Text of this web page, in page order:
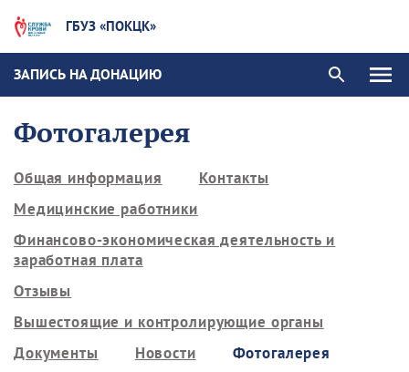
ГБУЗ «ПОКЦК»
ЗАПИСЬ НА ДОНАЦИЮ
Фотогалерея
Общая информация
Контакты
Медицинские работники
Финансово-экономическая деятельность и
заработная плата
Отзывы
Вышестоящие и контролирующие органы
Документы
Новости
Фотогалерея